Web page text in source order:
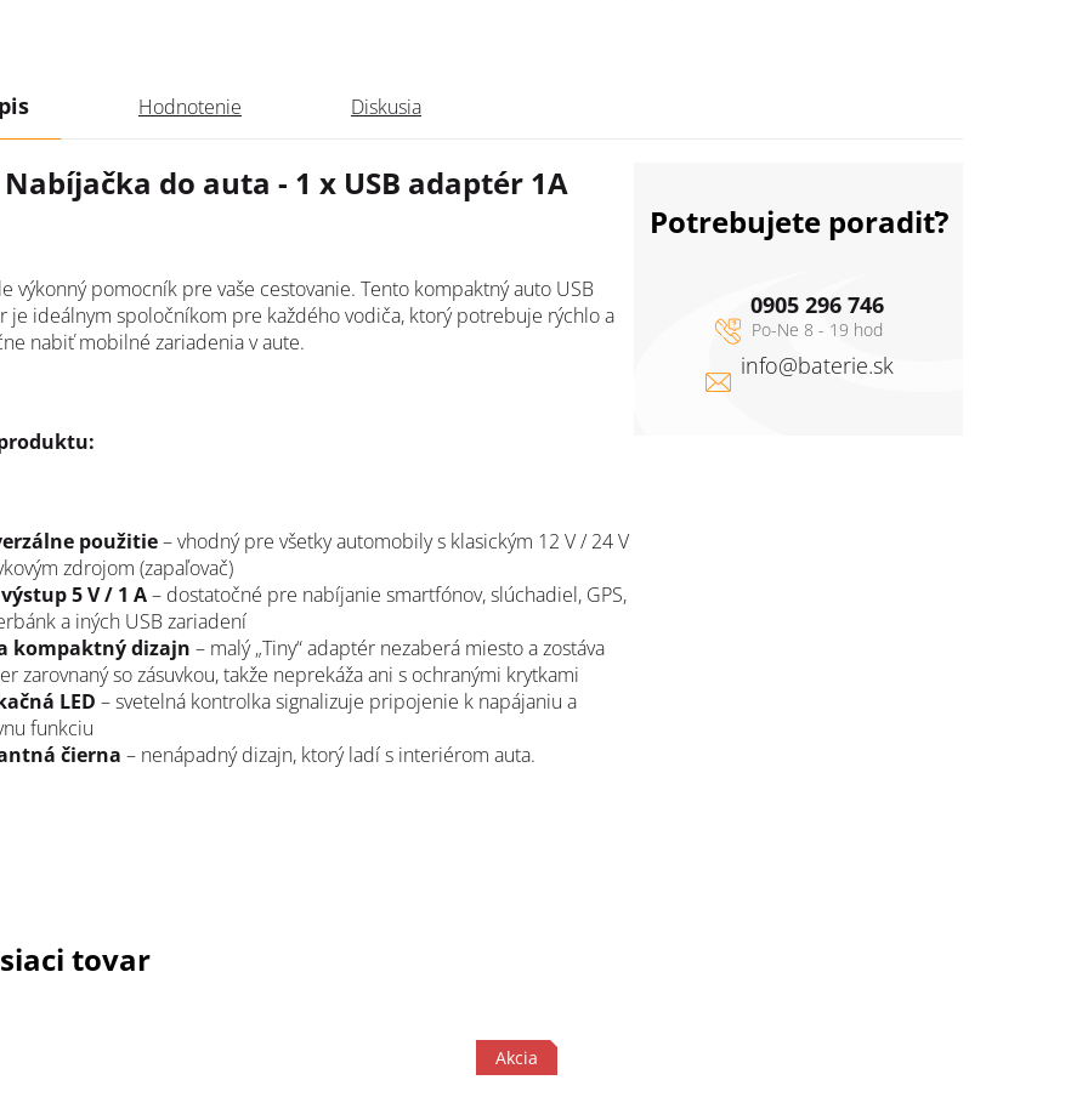
tovar
Akcia
Hodnotenie Diskusia
Nabíjačka do auta - 1 x USB adaptér 1A
výkonný pomocník pre vaše cestovanie. Tento kompaktný auto USB
je ideálnym spoločníkom pre každého vodiča, ktorý potrebuje rýchlo a
nabiť mobilné zariadenia v aute.
použitie– vhodný pre všetky automobily s klasickým 12 V / 24 V
zdrojom (zapaľovač)
výstup 5 V / 1 A– dostatočné pre nabíjanie smartfónov, slúchadiel, GPS,
a iných USB zariadení
kompaktný dizajn – malý „Tiny“ adaptér nezaberá miesto a zostáva
zarovnaný so zásuvkou, takže neprekáža ani s ochranými krytkami
LED – svetelná kontrolka signalizuje pripojenie k napájaniu a
funkciu
čierna – nenápadný dizajn, ktorý ladí s interiérom auta.
Potrebujete poradiť?
info@baterie.sk
0905 296 746